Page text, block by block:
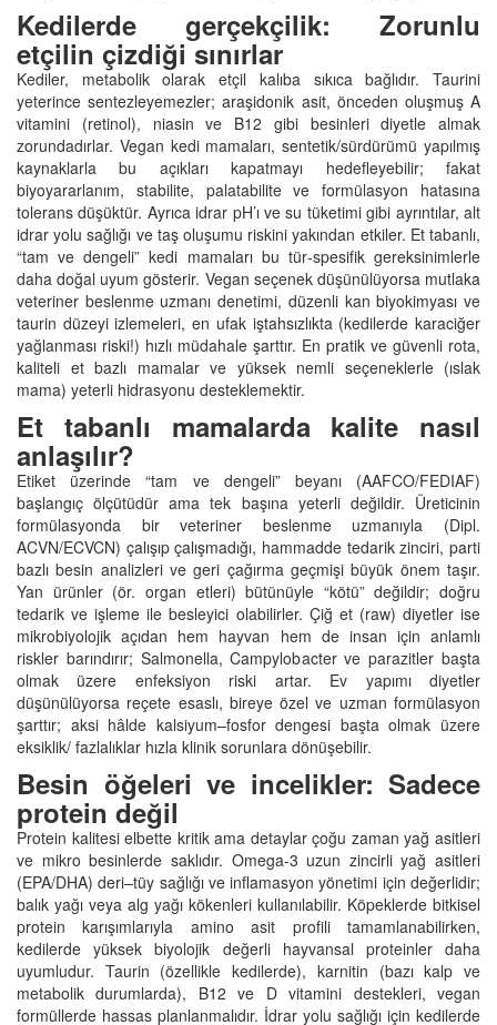
Kedilerde gerçekçilik: Zorunlu
etçilin çizdiği sınırlar
Kediler, metabolik olarak etçil kalıba sıkıca bağlıdır. Taurini
yeterince sentezleyemezler; araşidonik asit, önceden oluşmuş A
vitamini (retinol), niasin ve B12 gibi besinleri diyetle almak
zorundadırlar. Vegan kedi mamaları, sentetik/sürdürümü yapılmış
kaynaklarla bu açıkları kapatmayı hedefleyebilir; fakat
biyoyararlanım, stabilite, palatabilite ve formülasyon hatasına
tolerans düşüktür. Ayrıca idrar pH’ı ve su tüketimi gibi ayrıntılar, alt
idrar yolu sağlığı ve taş oluşumu riskini yakından etkiler. Et tabanlı,
“tam ve dengeli” kedi mamaları bu tür‑spesifik gereksinimlerle
daha doğal uyum gösterir. Vegan seçenek düşünülüyorsa mutlaka
veteriner beslenme uzmanı denetimi, düzenli kan biyokimyası ve
taurin düzeyi izlemeleri, en ufak iştahsızlıkta (kedilerde karaciğer
yağlanması riski!) hızlı müdahale şarttır. En pratik ve güvenli rota,
kaliteli et bazlı mamalar ve yüksek nemli seçeneklerle (ıslak
mama) yeterli hidrasyonu desteklemektir.
Et tabanlı mamalarda kalite nasıl
anlaşılır?
Etiket üzerinde “tam ve dengeli” beyanı (AAFCO/FEDIAF)
başlangıç ölçütüdür ama tek başına yeterli değildir. Üreticinin
formülasyonda bir veteriner beslenme uzmanıyla (Dipl.
ACVN/ECVCN) çalışıp çalışmadığı, hammadde tedarik zinciri, parti
bazlı besin analizleri ve geri çağırma geçmişi büyük önem taşır.
Yan ürünler (ör. organ etleri) bütünüyle “kötü” değildir; doğru
tedarik ve işleme ile besleyici olabilirler. Çiğ et (raw) diyetler ise
mikrobiyolojik açıdan hem hayvan hem de insan için anlamlı
riskler barındırır; Salmonella, Campylobacter ve parazitler başta
olmak üzere enfeksiyon riski artar. Ev yapımı diyetler
düşünülüyorsa reçete esaslı, bireye özel ve uzman formülasyon
şarttır; aksi hâlde kalsiyum–fosfor dengesi başta olmak üzere
eksiklik/ fazlalıklar hızla klinik sorunlara dönüşebilir.
Besin öğeleri ve incelikler: Sadece
protein değil
Protein kalitesi elbette kritik ama detaylar çoğu zaman yağ asitleri
ve mikro besinlerde saklıdır. Omega‑3 uzun zincirli yağ asitleri
(EPA/DHA) deri–tüy sağlığı ve inflamasyon yönetimi için değerlidir;
balık yağı veya alg yağı kökenleri kullanılabilir. Köpeklerde bitkisel
protein karışımlarıyla amino asit profili tamamlanabilirken,
kedilerde yüksek biyolojik değerli hayvansal proteinler daha
uyumludur. Taurin (özellikle kedilerde), karnitin (bazı kalp ve
metabolik durumlarda), B12 ve D vitamini destekleri, vegan
formüllerde hassas planlanmalıdır. İdrar yolu sağlığı için kedilerde